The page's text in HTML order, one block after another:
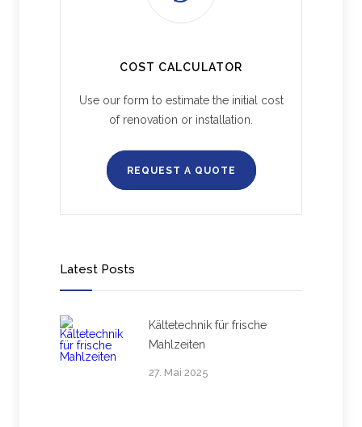
COST CALCULATOR
Use our form to estimate the initial cost
of renovation or installation.
REQUEST A QUOTE
Latest Posts
Kältetechnik für frische
Mahlzeiten
27. Mai 2025